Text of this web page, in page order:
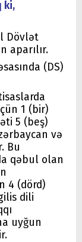
ki,
Dövlət
aparılır.
(DS)
1 (bir)
5 (beş)
və
Bu
qəbul olan
4 (dörd)
dili
uyğun